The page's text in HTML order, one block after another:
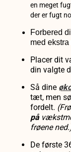
en meget
der er fugt
Forbered
med
Placer dit
din valgte
Så dine
tæt, men
fordelt.
på
frøene
De første